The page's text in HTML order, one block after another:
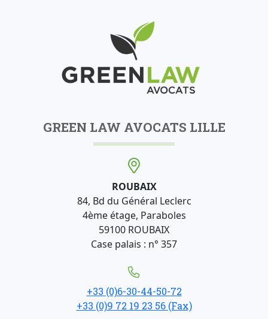
GREEN LAW AVOCATS LILLE
ROUBAIX
84, Bd du Général Leclerc
4ème étage, Paraboles
59100 ROUBAIX
Case palais : n° 357
+33 (0)6-30-44-50-72
+33 (0)9 72 19 23 56 (Fax)